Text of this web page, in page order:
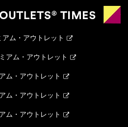
ム・アウトレット
アム・アウトレット
ム・アウトレット
ム・アウトレット
ム・アウトレット